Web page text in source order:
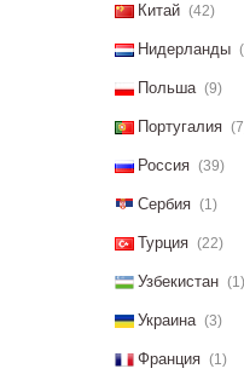
Китай (42)
Нидерланды
Польша (9)
Португалия
Россия (39)
Сербия (1)
Турция (22)
Узбекистан (1)
Украина (3)
Франция (1)